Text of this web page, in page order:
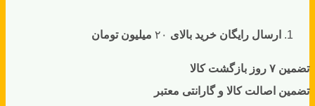
ارسال رایگان خرید بالای میلیون تومان
تضمین ۷ روز بازگشت کالا
تضمین اصالت کالا و گارانتی معتبر